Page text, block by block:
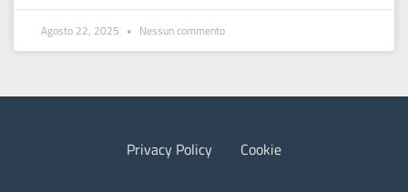
Agosto 22, 2025 Nessun commento
Privacy Policy Cookie